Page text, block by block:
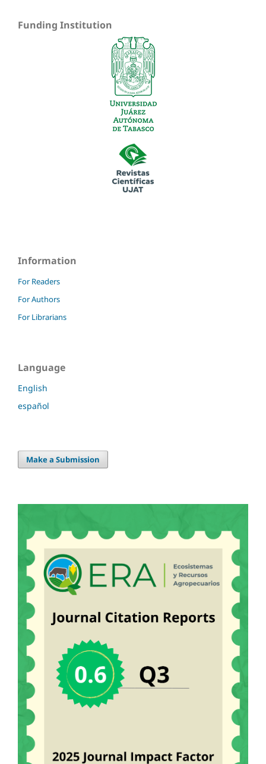
Funding Institution
Information
For Readers
For Authors
For Librarians
Language
English
español
Make a Submission